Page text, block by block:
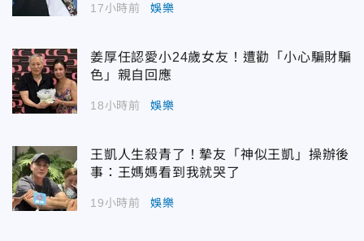
17小時前 娛樂
姜厚任認愛小24歲女友！遭勸「小心騙財騙
色」親自回應
18小時前 娛樂
王凱人生殺青了！摯友「神似王凱」操辦後
事：王媽媽看到我就哭了
19小時前 娛樂